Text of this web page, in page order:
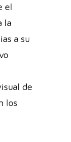
el
la
a su
de
los